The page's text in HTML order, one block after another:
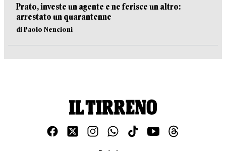
Prato, investe un agente e ne ferisce un altro:
arrestato un quarantenne
di Paolo Nencioni